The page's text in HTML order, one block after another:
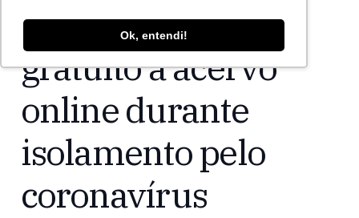
Ok, entendi!
IASP libera acesso
gratuito a acervo
online durante
isolamento pelo
coronavírus